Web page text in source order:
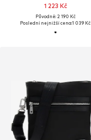
1 223 Kč
Původně: 2 190 Kč
Poslední nejnižší cena:1 039 Kč